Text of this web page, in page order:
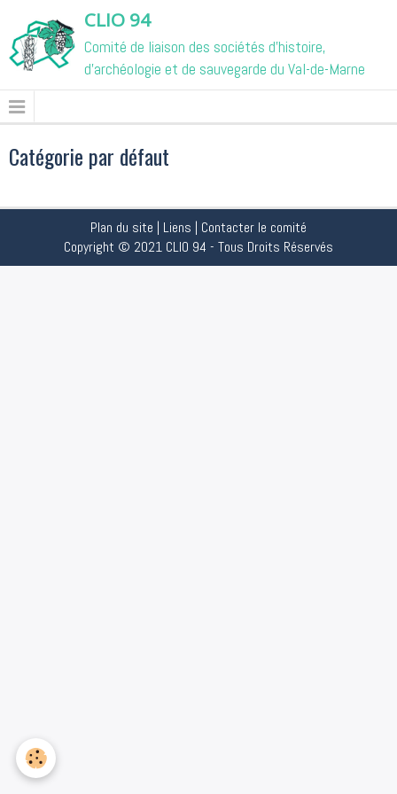
CLIO 94
Comité de liaison des sociétés d'histoire,
d'archéologie et de sauvegarde du Val-de-Marne
Catégorie par défaut
Plan du site | Liens | Contacter le comité
Copyright © 2021 CLIO 94 - Tous Droits Réservés